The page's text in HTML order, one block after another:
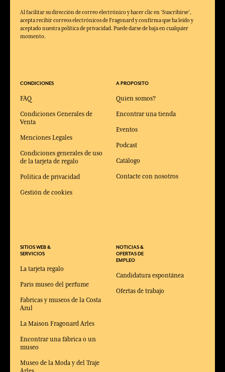
Al facilitar su dirección de correo electrónico y hacer clic en 'Suscribirse',
acepta recibir correos electrónicos de Fragonard y confirma que ha leído y
aceptado nuestra política de privacidad. Puede darse de baja en cualquier
momento.
CONDICIONES
FAQ
Condiciones Generales de
Venta
Menciones Legales
Condiciones generales de uso
de la tarjeta de regalo
Política de privacidad
Gestión de cookies
SITIOS WEB &
SERVICIOS
La tarjeta regalo
Paris museo del perfume
Fabricas y museos de la Costa
Azul
La Maison Fragonard Arles
Encontrar una fábrica o un
museo
Museo de la Moda y del Traje
A PROPOSITO
Quien somos?
Encontrar una tienda
Eventos
Podcast
Catálogo
Contacte con nosotros
NOTICIAS &
OFERTAS DE
EMPLEO
Candidatura espontánea
Ofertas de trabajo